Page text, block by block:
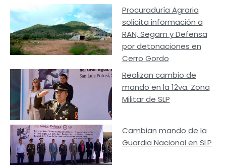
Procuraduría Agraria
solicita información a
RAN, Segam y Defensa
por detonaciones en
Cerro Gordo
Realizan cambio de
mando en la 12va. Zona
Militar de SLP
Cambian mando de la
Guardia Nacional en SLP